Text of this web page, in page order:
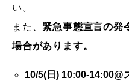
い。
また、 緊急事態宣言の発
場合があります。
10/5(日) 10:00-14:00@